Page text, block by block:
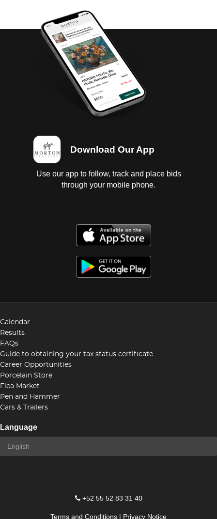
transmision semi automatica sin probar;
diferenciales sin probar; interiores regulares,
vestiduras con desgaste; instrumentos regulares,
tablero regular con faltantes; suspension de aire sin
probar; chasis en regular estado; carroceria en
condiciones regulares de uso, forro de volante con
desgaste, cofre con fisura lado izquierdo, parabrisas
estrellado; 10 llantas con 1/4 de vida. Baja federal y
estatal 2025. SIN TENENCIAS.
Download Our App
Use our app to follow, track and place bids
through your mobile phone.
Calendar
Results
FAQs
Guide to obtaining your tax status certificate
Career Opportunities
Porcelain Store
Flea Market
Pen and Hammer
Cars & Trailers
Language
+52 55 52 83 31 40
Terms and Conditions | Privacy Notice